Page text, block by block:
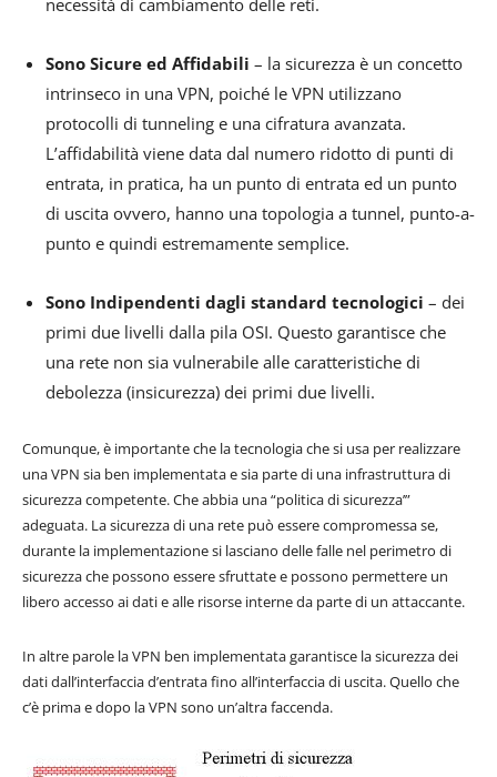
necessità di cambiamento delle reti.
Sono Sicure ed Affidabili – la sicurezza è un concetto
intrinseco in una VPN, poiché le VPN utilizzano
protocolli di tunneling e una cifratura avanzata.
L’affidabilità viene data dal numero ridotto di punti di
entrata, in pratica, ha un punto di entrata ed un punto
di uscita ovvero, hanno una topologia a tunnel, punto-a-
punto e quindi estremamente semplice.
Sono Indipendenti dagli standard tecnologici – dei
primi due livelli dalla pila OSI. Questo garantisce che
una rete non sia vulnerabile alle caratteristiche di
debolezza (insicurezza) dei primi due livelli.
Comunque, è importante che la tecnologia che si usa per realizzare
una VPN sia ben implementata e sia parte di una infrastruttura di
sicurezza competente. Che abbia una “politica di sicurezza’”
adeguata. La sicurezza di una rete può essere compromessa se,
durante la implementazione si lasciano delle falle nel perimetro di
sicurezza che possono essere sfruttate e possono permettere un
libero accesso ai dati e alle risorse interne da parte di un attaccante.
In altre parole la VPN ben implementata garantisce la sicurezza dei
dati dall’interfaccia d’entrata fino all’interfaccia di uscita. Quello che
c’è prima e dopo la VPN sono un’altra faccenda.